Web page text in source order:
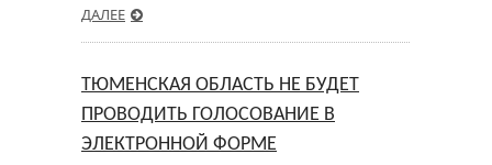
ДАЛЕЕ
ТЮМЕНСКАЯ ОБЛАСТЬ НЕ БУДЕТ
ПРОВОДИТЬ ГОЛОСОВАНИЕ В
ЭЛЕКТРОННОЙ ФОРМЕ